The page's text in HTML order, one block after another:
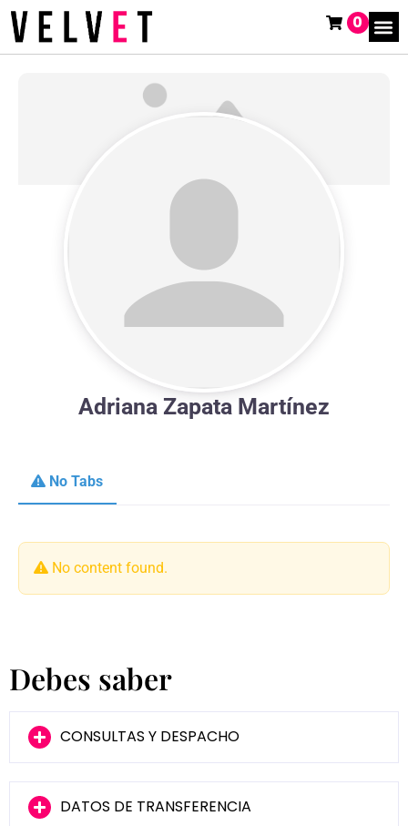
0
Adriana Zapata Martínez
No Tabs
No content found.
Debes saber
CONSULTAS Y DESPACHO
DATOS DE TRANSFERENCIA